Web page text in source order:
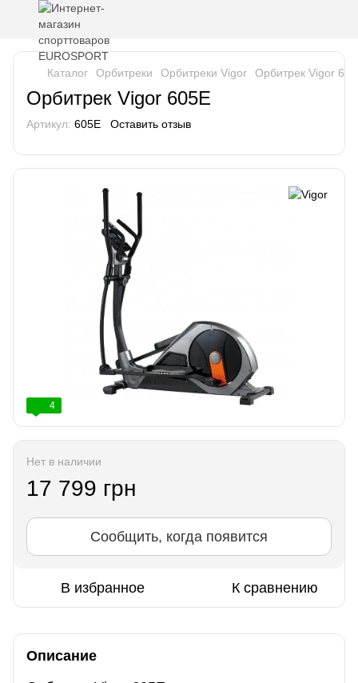
Каталог Орбитреки Орбитреки Vigor Орбитрек Vigor
Орбитрек Vigor 605E
Артикул: 605E Оставить отзыв
4
Нет в наличии
17 799 грн
Сообщить, когда появится
В избранное К сравнению
Описание